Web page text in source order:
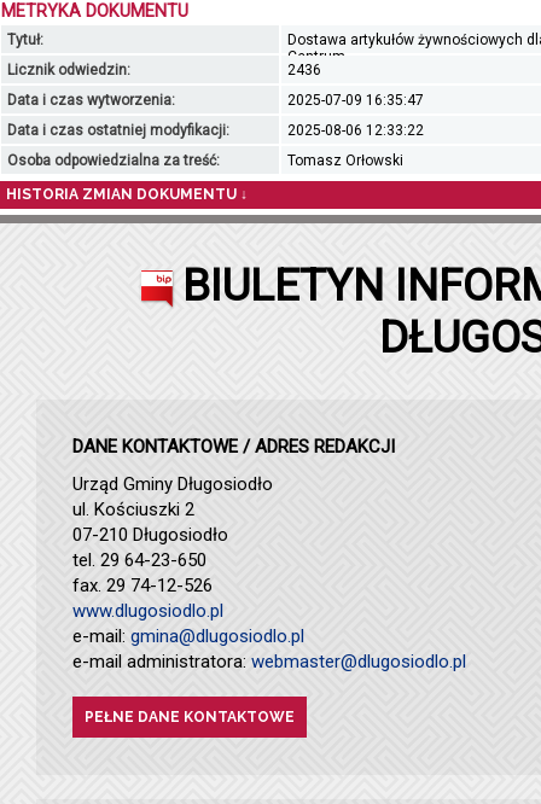
METRYKA DOKUMENTU
Tytuł:
Dostawa artykułów żywnościowych
Centrum...
Licznik odwiedzin:
2436
Data i czas wytworzenia:
2025-07-09 16:35:47
Data i czas ostatniej modyfikacji:
2025-08-06 12:33:22
Osoba odpowiedzialna za treść:
Tomasz Orłowski
HISTORIA ZMIAN DOKUMENTU ↓
BIULETYN
DANE KONTAKTOWE / ADRES REDAKCJI
Urząd Gminy Długosiodło
ul. Kościuszki 2
07-210 Długosiodło
tel. 29 64-23-650
fax. 29 74-12-526
www.dlugosiodlo.pl
e-mail: gmina@dlugosiodlo.pl
e-mail administratora: webmaster@dlugosiodlo.pl
PEŁNE DANE KONTAKTOWE